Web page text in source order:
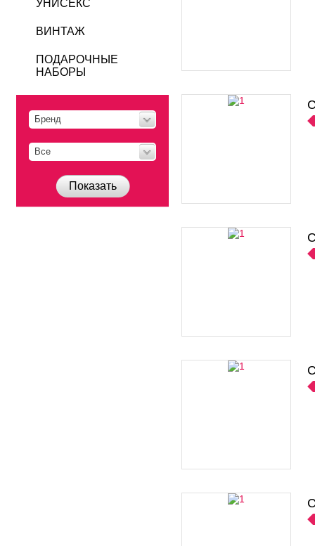
УНИСЕКС
ВИНТАЖ
ПОДАРОЧНЫЕ
НАБОРЫ
Бренд
Все
Показать